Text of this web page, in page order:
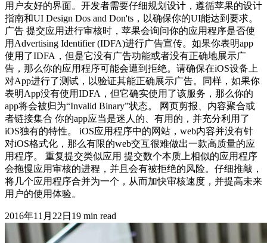
用户友好的界面。开发者需要仔细规划设计，遵循苹果的设计
指南和UI Design Dos and Don'ts，以确保你的UI能达到要求。
广告 提交应用进行审核时，苹果会询问你的应用程序是否使
用Advertising Identifier (IDFA)进行广告宣传。如果你表明app
使用了IDFA，但是它没有广告功能或者没有正确地展示广
告，那么你的应用程序可能会遭到拒绝。请确保在iOS设备上
对App进行了测试，以验证其能正确展示广告。同样，如果你
表明App没有使用IDFA，但它确实使用了该服务，那么你的
app将会被归为“Invalid Binary”状态。 网页剪报、内容聚合或
者链接集合 你的app应当是迷人的、有用的，并充分利用了
iOS独有的特性。 iOS应用程序中的网站，web内容并没有针
对iOS格式化，那么有限的web交互很难做出一款高质量的应
用程序。 重复提交类似应用 提交数个本质上相似的应用程序
会拖慢应用审核的进程，并且会有被拒绝的风险。仔细推敲，
将几个应用程序合并为一个，从而加快审核速度，并提高未来
用户的使用体验。
2016年11月22日 19 min read